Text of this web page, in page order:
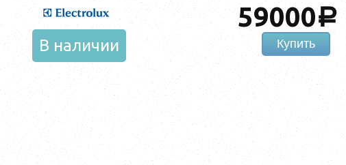
59000a
Купить
В наличии